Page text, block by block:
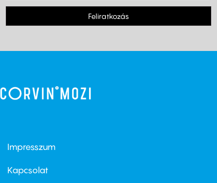
Feliratkozás
Footer
first
Impresszum
Kapcsolat